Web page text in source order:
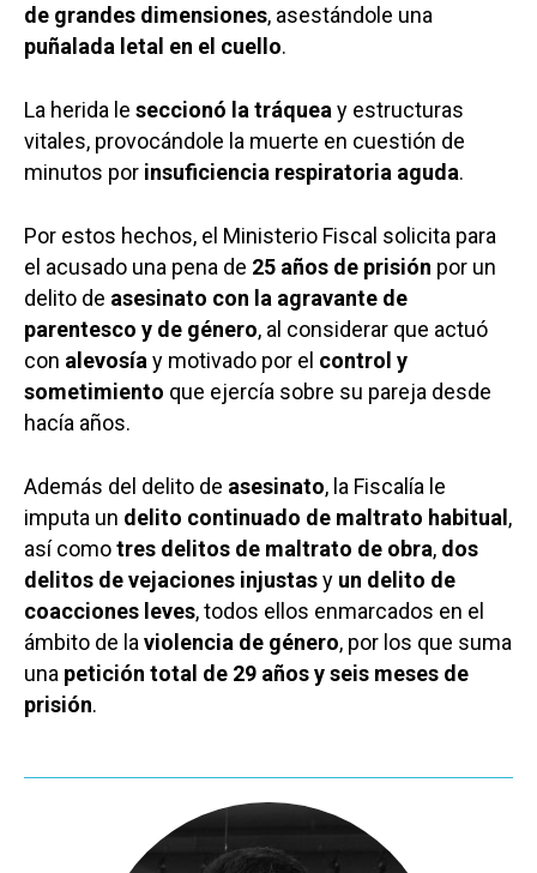
de grandes dimensiones, asestándole una
puñalada letal en el cuello.
La herida le seccionó la tráquea y estructuras
vitales, provocándole la muerte en cuestión de
minutos por insuficiencia respiratoria aguda.
Por estos hechos, el Ministerio Fiscal solicita para
el acusado una pena de 25 años de prisión por un
delito de asesinato con la agravante de
parentesco y de género, al considerar que actuó
con alevosía y motivado por el control y
sometimiento que ejercía sobre su pareja desde
hacía años.
Además del delito de asesinato, la Fiscalía le
imputa un delito continuado de maltrato habitual,
así comotres delitos de maltrato de obra, dos
delitos de vejaciones injustasy un delito de
coacciones leves, todos ellos enmarcados en el
ámbito de la violencia de género, por los que suma
una petición total de 29 años y seis meses de
prisión.
Castilla-La
Cuenca
Educación
Cultura